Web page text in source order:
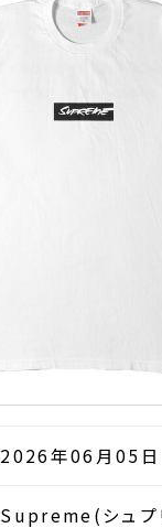
2026年06月05日
Supreme(シュプ